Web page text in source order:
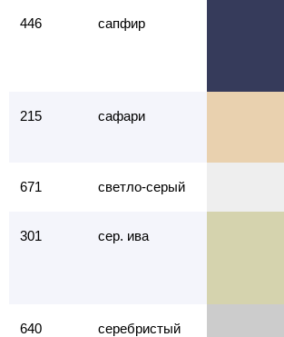
446 сапфир
215 сафари
671 светло-серый
301 сер. ива
640 серебристый